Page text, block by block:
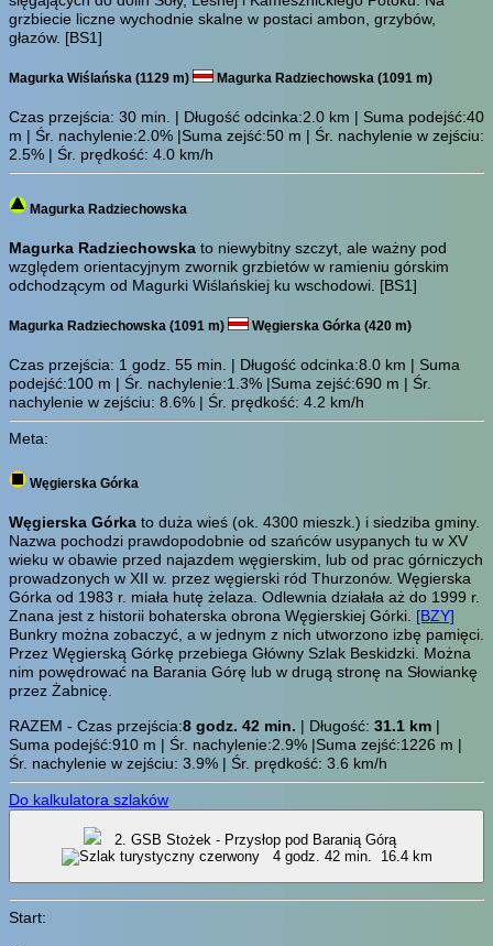
grzbiecie liczne wychodnie skalne w postaci ambon, grzybów,
głazów. [BS1]
Magurka Wiślańska (1129 m) Magurka Radziechowska (1091 m)
Czas przejścia: 30 min.
| Długość odcinka:2.0 km | Suma podejść:40
m | Śr. nachylenie:2.0% |Suma zejść:50 m | Śr. nachylenie w zejściu:
2.5% | Śr. prędkość: 4.0 km/h
Magurka Radziechowska
Magurka Radziechowska to niewybitny szczyt, ale ważny pod
względem orientacyjnym zwornik grzbietów w ramieniu górskim
odchodzącym od Magurki Wiślańskiej ku wschodowi. [BS1]
Magurka Radziechowska (1091 m) Węgierska Górka (420 m)
Czas przejścia: 1 godz. 55 min.
| Długość odcinka:8.0 km | Suma
podejść:100 m | Śr. nachylenie:1.3% |Suma zejść:690 m | Śr.
nachylenie w zejściu: 8.6% | Śr. prędkość: 4.2 km/h
Meta:
Węgierska Górka
Węgierska Górka to duża wieś (ok. 4300 mieszk.) i siedziba gminy.
Nazwa pochodzi prawdopodobnie od szańców usypanych tu w XV
wieku w obawie przed najazdem węgierskim, lub od prac górniczych
prowadzonych w XII w. przez węgierski ród Thurzonów. Węgierska
Górka od 1983 r. miała hutę żelaza. Odlewnia działała aż do 1999 r.
Znana jest z historii bohaterska obrona Węgierskiej Górki. [BZY]
Bunkry można zobaczyć, a w jednym z nich utworzono izbę pamięci.
Przez Węgierską Górkę przebiega Główny Szlak Beskidzki. Można
nim powędrować na Barania Górę lub w drugą stronę na Słowiankę
przez Żabnicę.
RAZEM - Czas przejścia:8 godz. 42 min. | Długość: 31.1 km |
Suma podejść:910 m | Śr. nachylenie:2.9% |Suma zejść:1226 m |
Śr. nachylenie w zejściu: 3.9% | Śr. prędkość: 3.6 km/h
Do kalkulatora szlaków
2. GSB Stożek - Przysłop pod Baranią Górą
4 godz. 42 min.
16.4 km
Start: